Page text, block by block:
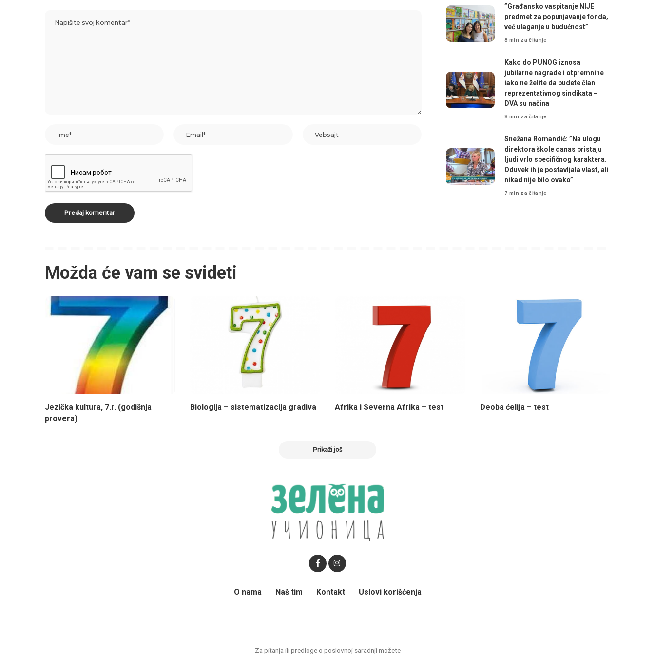
”Građansko vaspitanje NIJE
predmet za popunjavanje fonda,
već ulaganje u budućnost”
8 min za čitanje
Kako do PUNOG iznosa
jubilarne nagrade i otpremnine
iako ne želite da budete član
reprezentativnog sindikata –
DVA su načina
8 min za čitanje
Snežana Romandić: ”Na ulogu
direktora škole danas pristaju
ljudi vrlo specifičnog karaktera.
Oduvek ih je postavljala vlast, ali
nikad nije bilo ovako”
7 min za čitanje
Možda će vam se svideti
Jezička kultura, 7.r. (godišnja
provera)
Biologija – sistematizacija gradiva Afrika i Severna Afrika – test Deoba ćelija – test
Prikaži još
Za pitanja ili predloge o poslovnoj saradnji možete
O nama Naš tim Kontakt Uslovi korišćenja